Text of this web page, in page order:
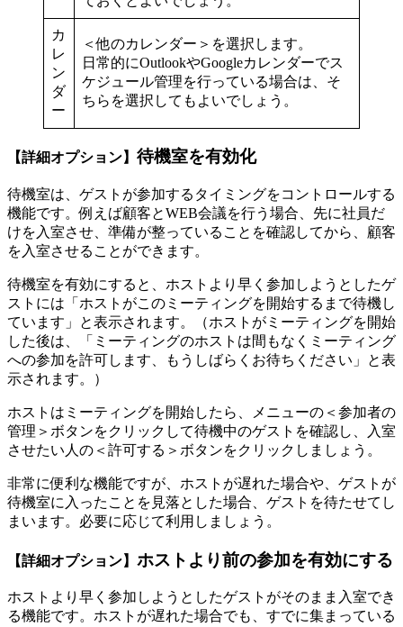
カ
レ
ン
ダ
ー
＜他のカレンダー＞を選択します。
日常的にOutlookやGoogleカレンダーでス
ケジュール管理を行っている場合は、そ
ちらを選択してもよいでしょう。
【詳細オプション】 待機室を有効化
待機室は、ゲストが参加するタイミングをコントロールする
機能です。例えば顧客とWEB会議を行う場合、先に社員だ
けを入室させ、準備が整っていることを確認してから、顧客
を入室させることができます。
待機室を有効にすると、ホストより早く参加しようとしたゲ
ストには「ホストがこのミーティングを開始するまで待機し
ています」と表示されます。（ホストがミーティングを開始
した後は、「ミーティングのホストは間もなくミーティング
への参加を許可します、もうしばらくお待ちください」と表
示されます。）
ホストはミーティングを開始したら、メニューの＜参加者の
管理＞ボタンをクリックして待機中のゲストを確認し、入室
させたい人の＜許可する＞ボタンをクリックしましょう。
非常に便利な機能ですが、ホストが遅れた場合や、ゲストが
待機室に入ったことを見落とした場合、ゲストを待たせてし
まいます。必要に応じて利用しましょう。
【詳細オプション】 ホストより前の参加を有効にする
ホストより早く参加しようとしたゲストがそのまま入室でき
る機能です。ホストが遅れた場合でも、すでに集まっている